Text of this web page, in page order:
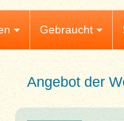
Gebraucht
Angebot der